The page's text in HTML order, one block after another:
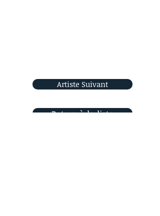
Artiste Suivant
Retour à la liste